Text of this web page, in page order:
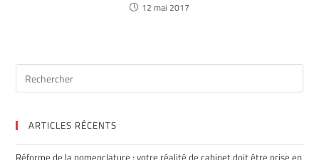
12 mai 2017
ARTICLES RÉCENTS
Réforme de la nomenclature : votre réalité de cabinet doit être prise en